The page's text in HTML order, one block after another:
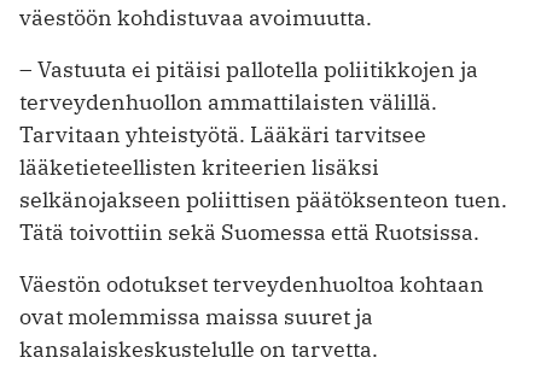
väestöön kohdistuvaa avoimuutta.
– Vastuuta ei pitäisi pallotella poliitikkojen ja
terveydenhuollon ammattilaisten välillä.
Tarvitaan yhteistyötä. Lääkäri tarvitsee
lääketieteellisten kriteerien ­lisäksi
selkänojakseen poliittisen päätöksenteon tuen.
Tätä toivottiin sekä Suomessa että Ruotsissa.
Väestön odotukset terveydenhuoltoa kohtaan
ovat molemmissa maissa suuret ja
kansalaiskeskustelulle on tarvetta.